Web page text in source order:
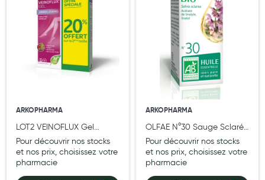
Accessoires bébé
Alimentation
Soins enfant
Tisanes allaitement et compléments alimentaires
Gammes spécifiques tisanes allaitement et compléments
maternité
Nature
ARKOPHARMA
LOT2 VEINOFLUX Gel
circulation
Pour découvrir nos stocks
et nos prix, choisissez votre
pharmacie
ARKOPHARMA
OLFAE N°30 Sauge Sclarée
bio (Salvia sclarea) 5 ml
Pour découvrir nos stocks
et nos prix, choisissez votre
pharmacie